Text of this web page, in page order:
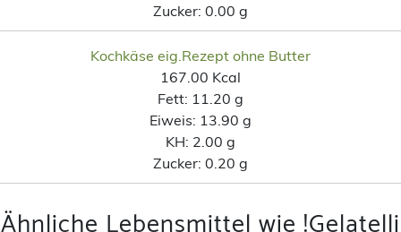
Zucker: 0.00 g
Kochkäse eig.Rezept ohne Butter
167.00 Kcal
Fett: 11.20 g
Eiweis: 13.90 g
KH: 2.00 g
Zucker: 0.20 g